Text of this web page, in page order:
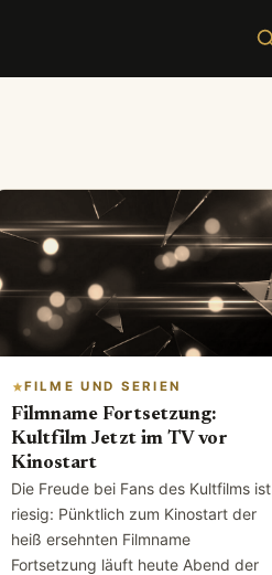
FILME UND SERIEN
Filmname Fortsetzung:
Kultfilm Jetzt im TV vor
Kinostart
Die Freude bei Fans des Kultfilms ist
riesig: Pünktlich zum Kinostart der
heiß ersehnten Filmname
Fortsetzung läuft heute Abend der